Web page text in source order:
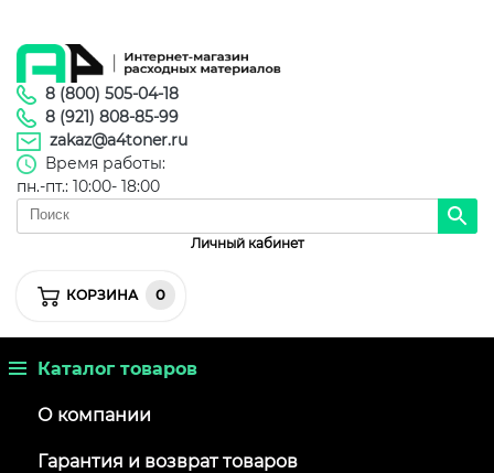
8 (800) 505-04-18
8 (921) 808-85-99
zakaz@a4toner.ru
Время работы:
пн.-пт.: 10:00- 18:00
Личный кабинет
КОРЗИНА 0
Каталог товаров
О компании
Гарантия и возврат товаров